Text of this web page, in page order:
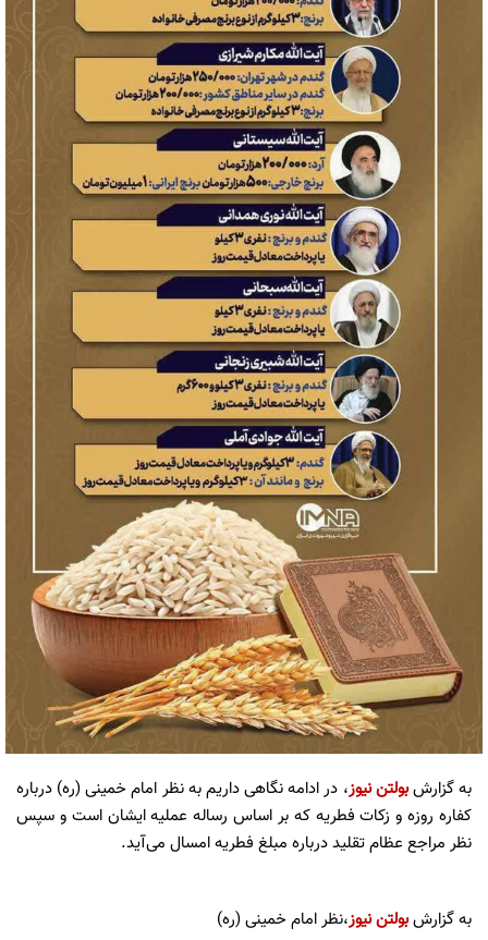
به گزارشبولتن نیوز، در ادامه نگاهی داریم به نظر امام خمینی (ره) درباره
کفاره روزه و زکات فطریه که بر اساس رساله عملیه ایشان است و سپس
نظر مراجع عظام تقلید درباره مبلغ فطریه امسال می‌آید.
به گزارشبولتن نیوز،نظر امام خمینی (ره)